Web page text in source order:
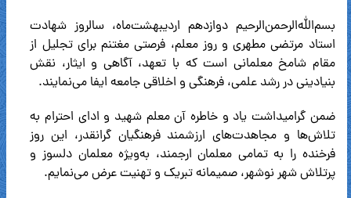
بسم‌الله‌الرحمن‌الرحیم دوازدهم اردیبهشت‌ماه، سالروز شهادت
استاد مرتضی مطهری و روز معلم، فرصتی مغتنم برای تجلیل از
مقام شامخ معلمانی است که با تعهد، آگاهی و ایثار، نقش
بنیادینی در رشد علمی، فرهنگی و اخلاقی جامعه ایفا می‌نمایند.
ضمن گرامیداشت یاد و خاطره آن معلم شهید و ادای احترام به
تلاش‌ها و مجاهدت‌های ارزشمند فرهنگیان گرانقدر، این روز
فرخنده را به تمامی معلمان ارجمند، به‌ویژه معلمان دلسوز و
پرتلاش شهر نوشهر، صمیمانه تبریک و تهنیت عرض می‌نمایم.